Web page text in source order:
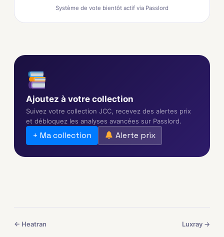
Système de vote bientôt actif via Passlord
Ajoutez à votre collection
Suivez votre collection JCC, recevez des alertes prix
et débloquez les analyses avancées sur Passlord.
+ Ma collection Alerte prix
← Heatran Luxray →